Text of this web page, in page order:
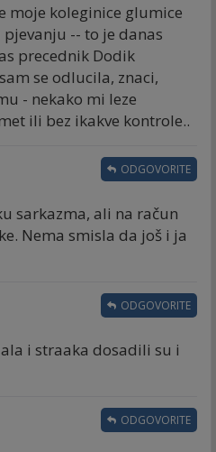
moje koleginice glumice
pjevanju -- to je danas
precednik Dodik
se odlucila, znaci,
- nekako mi leze
ili bez ikakve kontrole..
sarkazma, ali na račun
Nema smisla da još i ja
ODGOVORITE
i straaka dosadili su i
ODGOVORITE
ODGOVORITE